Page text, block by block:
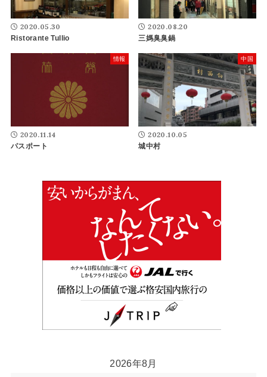
2020.05.30
Ristorante Tullio
2020.08.20
三媽臭臭鍋
情報
2020.11.14
パスポート
中国
2020.10.05
城中村
2026年8月